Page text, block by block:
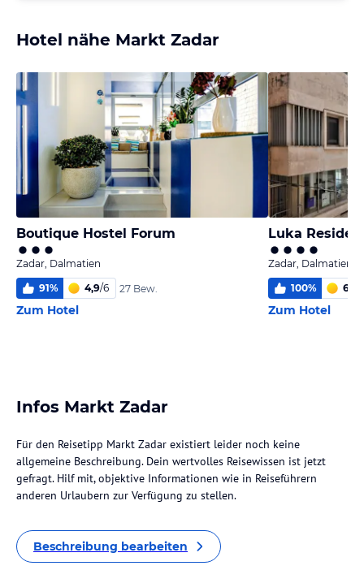
Hotel nähe Markt Zadar
Boutique Hostel Forum
Zadar, Dalmatien
91% 4,9/6 27 Bew.
Zum Hotel
Luka
Zadar, Dalmatien
100% 6
Zum Hotel
Infos Markt Zadar
Für den Reisetipp Markt Zadar existiert leider noch keine
allgemeine Beschreibung. Dein wertvolles Reisewissen ist jetzt
gefragt. Hilf mit, objektive Informationen wie in Reiseführern
anderen Urlaubern zur Verfügung zu stellen.
Beschreibung bearbeiten